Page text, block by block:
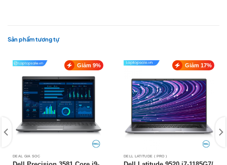
Sản phẩm tương tự
Giảm 9%
DEAL GIÁ SỐC
Giảm 17%
DELL LATITUDE ( PRO )